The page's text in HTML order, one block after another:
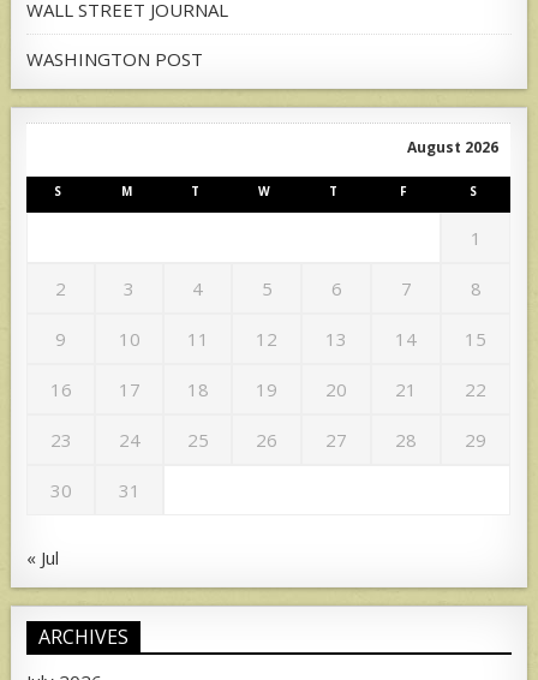
WALL STREET JOURNAL
WASHINGTON POST
August 2026
S M T W T F S
1
2 3 4 5 6 7 8
9 10 11 12 13 14 15
16 17 18 19 20 21 22
23 24 25 26 27 28 29
30 31
« Jul
ARCHIVES